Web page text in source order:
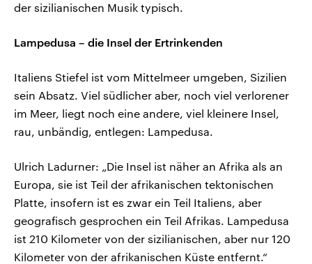
der sizilianischen Musik typisch.
Lampedusa – die Insel der Ertrinkenden
Italiens Stiefel ist vom Mittelmeer umgeben, Sizilien
sein Absatz. Viel südlicher aber, noch viel verlorener
im Meer, liegt noch eine andere, viel kleinere Insel,
rau, unbändig, entlegen: Lampedusa.
Ulrich Ladurner: „Die Insel ist näher an Afrika als an
Europa, sie ist Teil der afrikanischen tektonischen
Platte, insofern ist es zwar ein Teil Italiens, aber
geografisch gesprochen ein Teil Afrikas. Lampedusa
ist 210 Kilometer von der sizilianischen, aber nur 120
Kilometer von der afrikanischen Küste entfernt.“